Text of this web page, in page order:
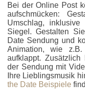
Bei der Online Post
aufschmücken:
Umschlag, inklusive
Siegel. Gestalten
Date Sendung und
Animation, wie
aufklappt.
der Sendung mit
Ihre Lieblingsmusik
the Date Beispiele